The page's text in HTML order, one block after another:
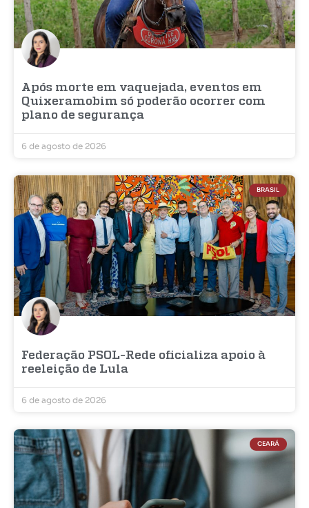
Após morte em vaquejada, eventos em
Quixeramobim só poderão ocorrer com
plano de segurança
6 de agosto de 2026
BRASIL
Federação PSOL-Rede oficializa apoio à
reeleição de Lula
6 de agosto de 2026
CEARÁ